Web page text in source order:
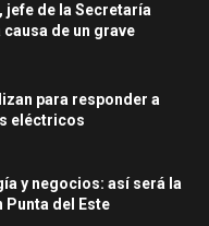
jefe de la Secretaría
de un grave
para responder a
eléctricos
y negocios: así será la
Punta del Este